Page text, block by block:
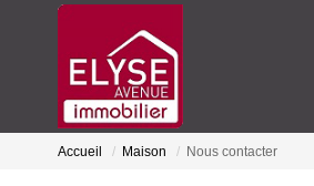
Accueil Maison Nous contacter